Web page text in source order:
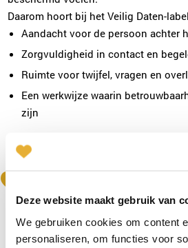
Deze website maakt gebruik van
We gebruiken cookies om content
personaliseren, om functies voor
Daarom hoort bij het Veilig Daten-
Aandacht voor de persoon achter
Zorgvuldigheid in contact en
Ruimte voor twijfel, vragen en
Een werkwijze waarin
zijn
Zo blijft daten persoonlijk, maar wel
waarin veiligheid meetelt.